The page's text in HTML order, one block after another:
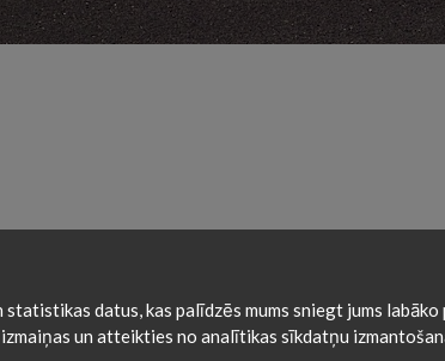
datus, kas palīdzēs mums sniegt jums
un atteikties no analītikas sīkdatņu